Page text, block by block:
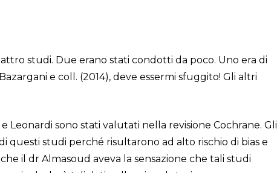
studi. Due erano stati condotti da poco. Uno era di
e coll. (2014), deve essermi sfuggito! Gli altri
Leonardi sono stati valutati nella revisione Cochrane. Gli
questi studi perché risultarono ad alto rischio di bias e
il dr Almasoud aveva la sensazione che tali studi